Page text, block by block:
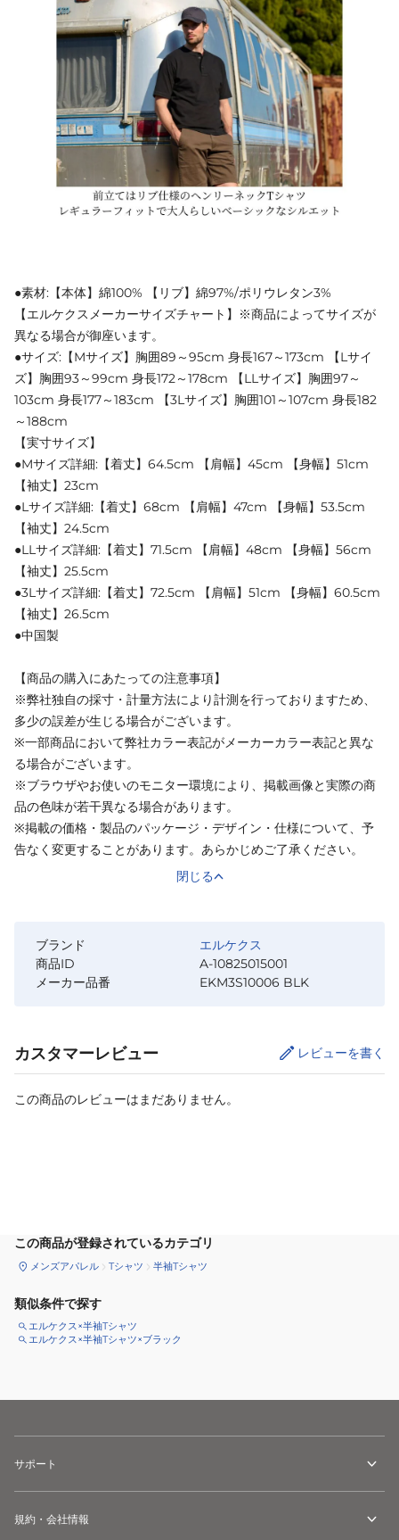
●素材:【本体】綿100% 【リブ】綿97%/ポリウレタン3%
【エルケクスメーカーサイズチャート】※商品によってサイズが
異なる場合が御座います。
●サイズ:【Mサイズ】胸囲89～95cm 身長167～173cm 【Lサイ
ズ】胸囲93～99cm 身長172～178cm 【LLサイズ】胸囲97～
103cm 身長177～183cm 【3Lサイズ】胸囲101～107cm 身長182
～188cm
【実寸サイズ】
●Mサイズ詳細:【着丈】64.5cm 【肩幅】45cm 【身幅】51cm
【袖丈】23cm
●Lサイズ詳細:【着丈】68cm 【肩幅】47cm 【身幅】53.5cm
【袖丈】24.5cm
●LLサイズ詳細:【着丈】71.5cm 【肩幅】48cm 【身幅】56cm
【袖丈】25.5cm
●3Lサイズ詳細:【着丈】72.5cm 【肩幅】51cm 【身幅】60.5cm
【袖丈】26.5cm
●中国製
【商品の購入にあたっての注意事項】
※弊社独自の採寸・計量方法により計測を行っておりますため、
多少の誤差が生じる場合がございます。
※一部商品において弊社カラー表記がメーカーカラー表記と異な
る場合がございます。
※ブラウザやお使いのモニター環境により、掲載画像と実際の商
品の色味が若干異なる場合があります。
※掲載の価格・製品のパッケージ・デザイン・仕様について、予
告なく変更することがあります。あらかじめご了承ください。
閉じる
ブランド
エルケクス
商品ID
A-10825015001
メーカー品番
EKM3S10006 BLK
カスタマーレビュー レビューを書く
この商品のレビューはまだありません。
この商品が登録されているカテゴリ
メンズアパレル Tシャツ 半袖Tシャツ
類似条件で探す
エルケクス×半袖Tシャツ
エルケクス×半袖Tシャツ×ブラック
サポート
規約・会社情報